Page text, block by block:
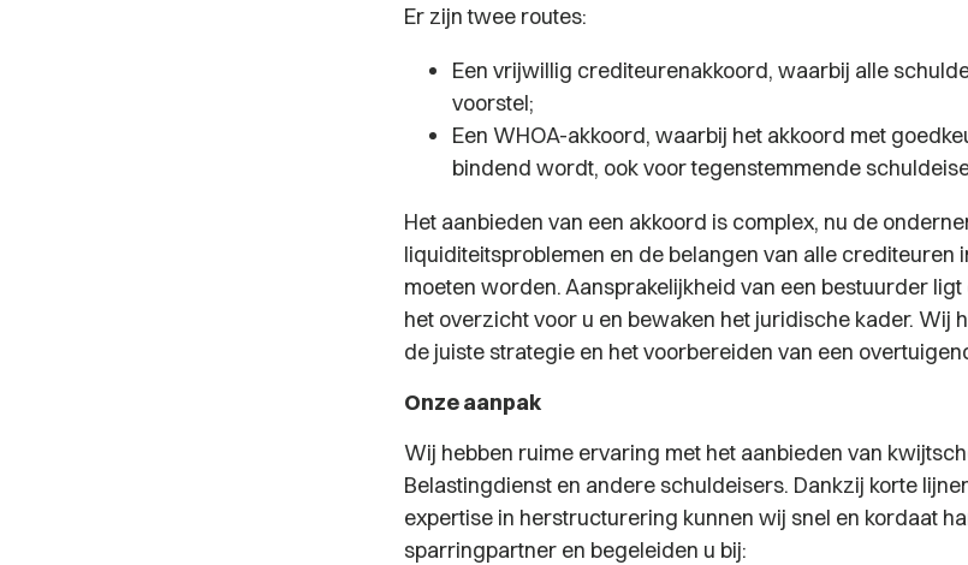
Er zijn twee routes:
Een vrijwillig crediteurenakkoord, waarbij alle
voorstel;
Een WHOA-akkoord, waarbij het akkoord met
bindend wordt, ook voor tegenstemmende
Het aanbieden van een akkoord is complex, nu de
liquiditeitsproblemen en de belangen van alle crediteuren
moeten worden. Aansprakelijkheid van een bestuurder
het overzicht voor u en bewaken het juridische kader. Wij
de juiste strategie en het voorbereiden van een
Onze aanpak
Wij hebben ruime ervaring met het aanbieden van
Belastingdienst en andere schuldeisers. Dankzij korte
expertise in herstructurering kunnen wij snel en kordaat
sparringpartner en begeleiden u bij: